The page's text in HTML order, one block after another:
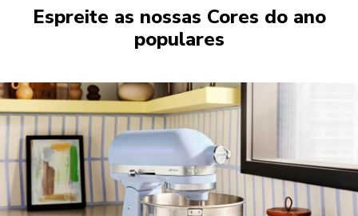
Espreite as nossas Cores do ano
populares